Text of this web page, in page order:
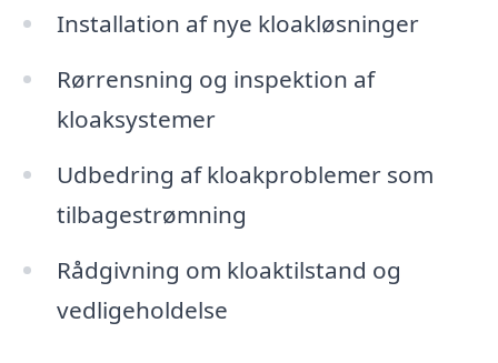
Installation af nye kloakløsninger
Rørrensning og inspektion af
kloaksystemer
Udbedring af kloakproblemer som
tilbagestrømning
Rådgivning om kloaktilstand og
vedligeholdelse